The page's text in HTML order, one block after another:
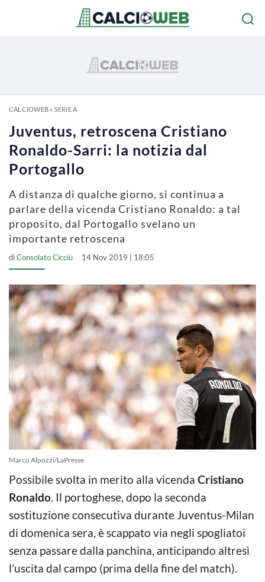
CALCIOWEB» SERIE A
Juventus, retroscena Cristiano
Ronaldo-Sarri: la notizia dal
Portogallo
A distanza di qualche giorno, si continua a
parlare della vicenda Cristiano Ronaldo: a tal
proposito, dal Portogallo svelano un
importante retroscena
diConsolato Cicciù 14 Nov 2019 | 18:05
Marco Alpozzi/LaPresse
Possibile svolta in merito alla vicenda Cristiano
Ronaldo. Il portoghese, dopo la seconda
sostituzione consecutiva durante Juventus-Milan
di domenica sera, è scappato via negli spogliatoi
senza passare dalla panchina, anticipando altresì
l’uscita dal campo (prima della fine del match).